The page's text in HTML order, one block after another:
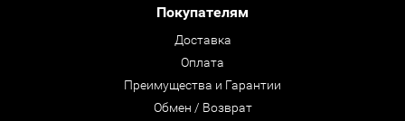
Покупателям
Доставка
Оплата
Преимущества и Гарантии
Обмен / Возврат